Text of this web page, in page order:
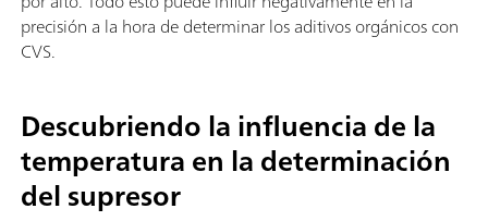
precisión a la hora de determinar los aditivos orgánicos con
CVS.
Descubriendo la influencia de la
temperatura en la determinación
del supresor